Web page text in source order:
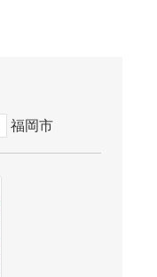
福岡市